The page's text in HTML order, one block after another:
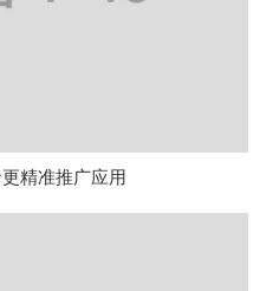
精准推广应用